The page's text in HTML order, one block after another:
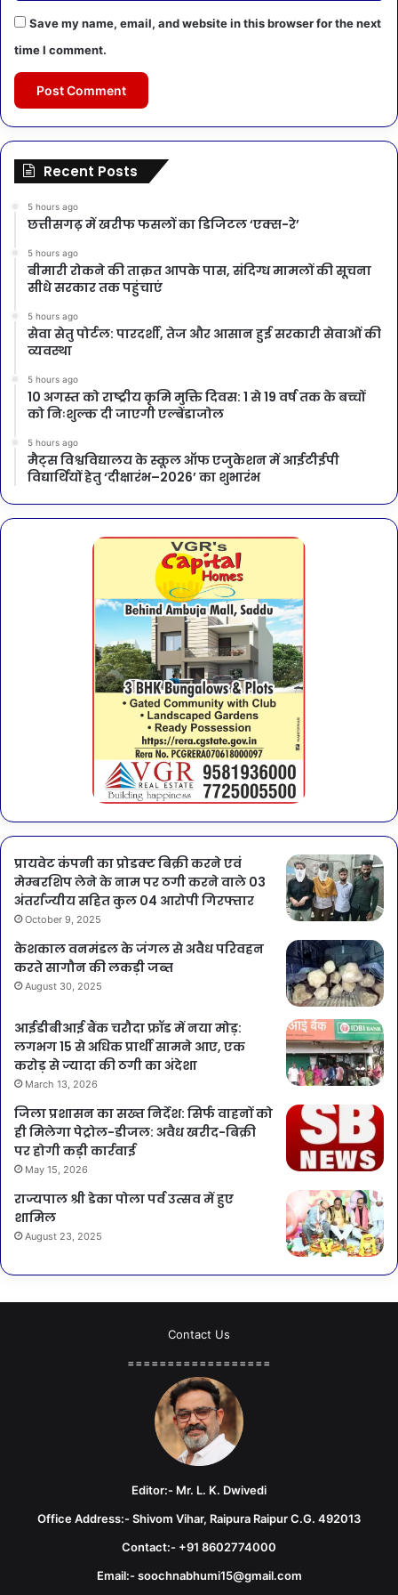
Save my name, email, and website in this browser for the next
time I comment.
Recent Posts
5 hours ago
छत्तीसगढ़ में खरीफ फसलों का डिजिटल ‘एक्स-रे’
5 hours ago
बीमारी रोकने की ताक़त आपके पास, संदिग्ध मामलों की सूचना
सीधे सरकार तक पहुंचाएं
5 hours ago
सेवा सेतु पोर्टल: पारदर्शी, तेज और आसान हुई सरकारी सेवाओं की
व्यवस्था
5 hours ago
10 अगस्त को राष्ट्रीय कृमि मुक्ति दिवस: 1 से 19 वर्ष तक के बच्चों
को निःशुल्क दी जाएगी एल्बेंडाजोल
5 hours ago
मैट्स विश्वविद्यालय के स्कूल ऑफ एजुकेशन में आईटीईपी
विद्यार्थियों हेतु ‘दीक्षारंभ–2026’ का शुभारंभ
प्रायवेट कंपनी का प्रोडक्ट बिक्री करने एवं
मेम्बरशिप लेने के नाम पर ठगी करने वाले 03
अंतर्राज्यीय सहित कुल 04 आरोपी गिरफ्तार
October 9, 2025
केशकाल वनमंडल के जंगल से अवैध परिवहन
करते सागौन की लकड़ी जब्त
August 30, 2025
आईडीबीआई बैंक चरौदा फ्रॉड में नया मोड़:
लगभग 15 से अधिक प्रार्थी सामने आए, एक
करोड़ से ज्यादा की ठगी का अंदेशा
March 13, 2026
जिला प्रशासन का सख्त निर्देश: सिर्फ वाहनों को
ही मिलेगा पेट्रोल-डीजल: अवैध खरीद-बिक्री
पर होगी कड़ी कार्रवाई
May 15, 2026
राज्यपाल श्री डेका पोला पर्व उत्सव में हुए
शामिल
August 23, 2025
Contact Us
==================
Editor:- Mr. L. K. Dwivedi
Office Address:- Shivom Vihar, Raipura Raipur C.G. 492013
Contact:- +91 8602774000
Email:- soochnabhumi15@gmail.com